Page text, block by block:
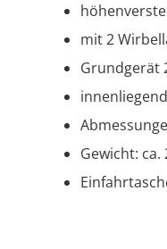
mit 2
Grundgerät
Gewicht: ca.